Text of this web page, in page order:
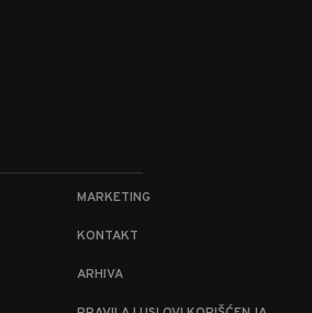
MARKETING
KONTAKT
ARHIVA